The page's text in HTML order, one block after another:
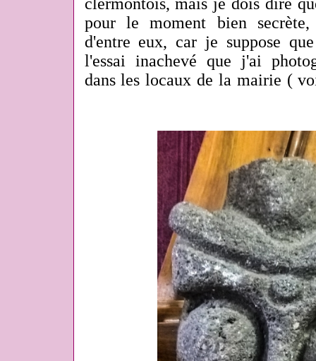
pour le moment bien
d'entre eux, car je suppose
l'essai inachevé que j'ai
dans les locaux de la mairie (